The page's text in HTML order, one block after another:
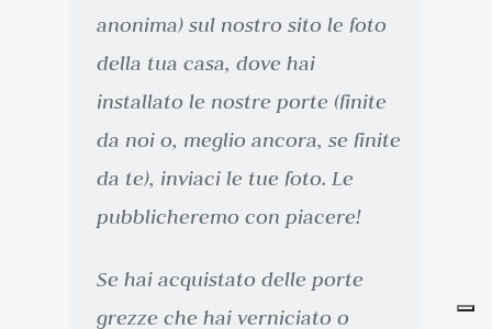
anonima) sul nostro sito le foto
della tua casa, dove hai
installato le nostre porte (finite
da noi o, meglio ancora, se finite
da te), inviaci le tue foto. Le
pubblicheremo con piacere!
Se hai acquistato delle porte
grezze che hai verniciato o